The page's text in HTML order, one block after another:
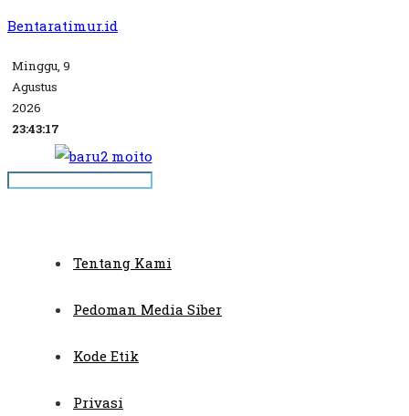
Bentaratimur.id
Minggu, 9
Agustus
2026
23:43:17
Tentang Kami
Pedoman Media Siber
Kode Etik
Privasi